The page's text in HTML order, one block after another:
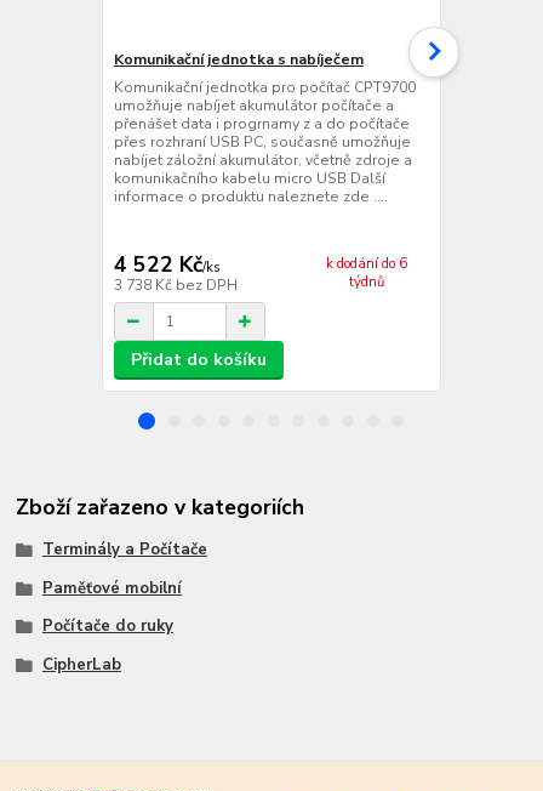
Komunikační jednotka s nabíječem
Komunikační jednotka pro počítač CPT9700
umožňuje nabíjet akumulátor počítače a
přenášet data i progrnamy z a do počítače
přes rozhraní USB PC, současně umožňuje
nabíjet záložní akumulátor, včetně zdroje a
komunikačního kabelu micro USB Další
informace o produktu naleznete zde ....
4 522 Kč/ks
3 738 Kč bez DPH
k dodání do 6
týdnů
Přidat do košíku
Zboží zařazeno v kategoriích
Terminály a Počítače
Paměťové mobilní
Počítače do ruky
CipherLab